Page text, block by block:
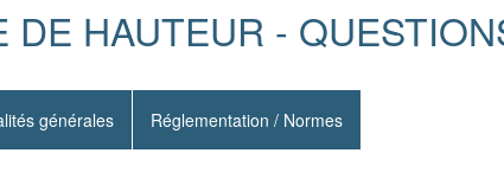
DE HAUTEUR -
générales Réglementation / Normes